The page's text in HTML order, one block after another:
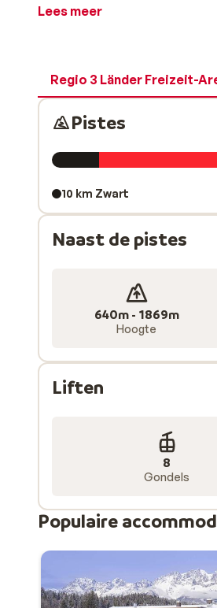
Lees meer
Regio 3 Länder Freizeit-
Pistes
10 km Zwart
Naast de pistes
640m - 1869m
Hoogte
Liften
8
Gondels
Populaire